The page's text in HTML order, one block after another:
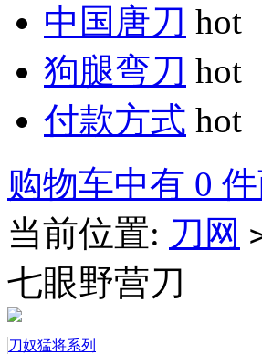
中国唐刀 hot
狗腿弯刀 hot
付款方式 hot
购物车中有 0
当前位置: 刀网
七眼野营刀
刀奴猛将系列